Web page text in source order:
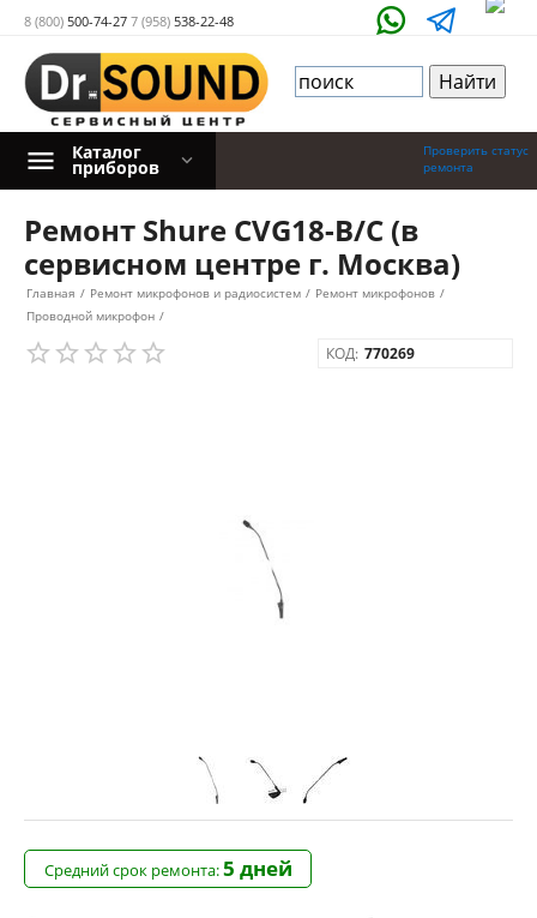
8 (800) 500-74-27 7 (958) 538-22-48
Проверить статус
ремонта
Каталог
приборов
Ремонт Shure CVG18-B/C (в
сервисном центре г. Москва)
Главная / Ремонт микрофонов и радиосистем / Ремонт микрофонов /
Проводной микрофон /
КОД: 770269
Средний срок ремонта:5 дней